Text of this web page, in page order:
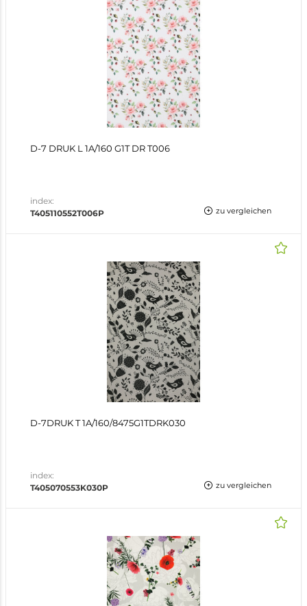
D-7 DRUK L 1A/160 G1T DR T006
index:
T405110552T006P
zu vergleichen
D-7DRUK T 1A/160/8475G1TDRK030
index:
T405070553K030P
zu vergleichen